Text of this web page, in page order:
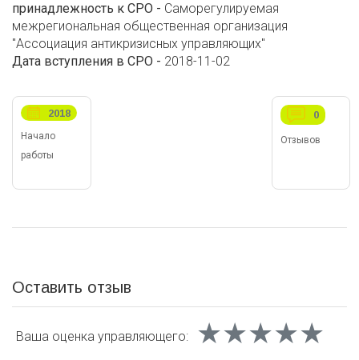
принадлежность к СРО - Саморегулируемая
межрегиональная общественная организация
"Ассоциация антикризисных управляющих"
Дата вступления в СРО - 2018-11-02
Начало
работы
2018
Отзывов
0
Оставить отзыв
Ваша оценка управляющего: ★★★★★
★★★★★
★★★★★